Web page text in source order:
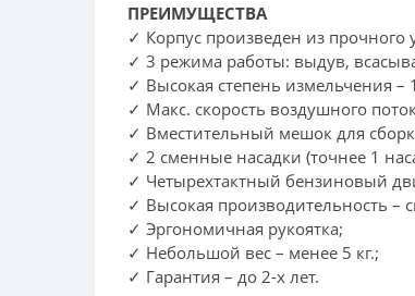
ПРЕИМУЩЕСТВА
✓ Корпус произведен из прочного
✓ 3 режима работы: выдув,
✓ Высокая степень измельчения –
✓ Макс. скорость воздушного
✓ Вместительный мешок для
✓ 2 сменные насадки (точнее 1
✓ Четырехтактный бензиновый
✓ Высокая производительность –
✓ Эргономичная рукоятка;
✓ Небольшой вес – менее 5 кг.;
✓ Гарантия – до 2-х лет.